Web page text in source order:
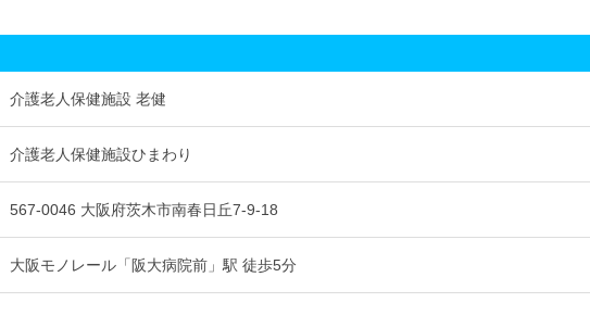
介護老人保健施設 老健
介護老人保健施設ひまわり
567-0046 大阪府茨木市南春日丘7-9-18
大阪モノレール「阪大病院前」駅 徒歩5分